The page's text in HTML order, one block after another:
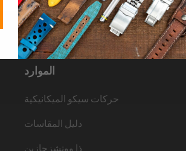
الموارد
حركات سيكو الميكانيكية
دليل المقاسات
ذا ووتشزجازين